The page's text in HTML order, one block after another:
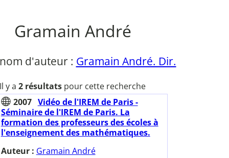
Gramain André
d'auteur : Gramain André. Dir.
Il y a 2 résultats pour cette recherche
2007 Vidéo de l'IREM de Paris -
Séminaire de l'IREM de Paris. La
formation des professeurs des écoles à
l'enseignement des mathématiques.
Auteur : Gramain André